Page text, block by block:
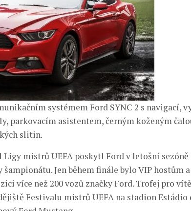
systémem Ford SYNC 2 s navigací,
parkovacím asistentem, černým koženým
slitin.
mistrů UEFA poskytl Ford v letošní sezóně
Jen během finále bylo VIP hostům a
více než 200 vozů značky Ford. Trofej pro
Festivalu mistrů UEFA na stadion Estádio